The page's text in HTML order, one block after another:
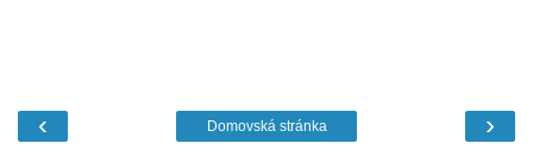
‹ ›
Domovská stránka